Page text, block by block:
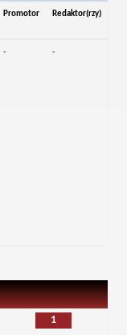
Promotor Redaktor(rzy)
- -
1